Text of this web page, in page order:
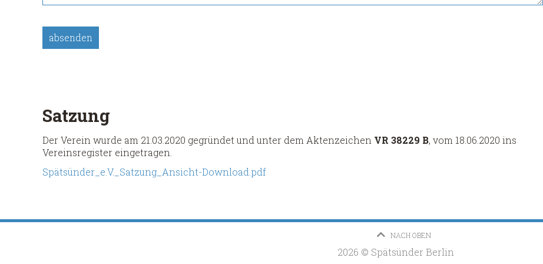
absenden
Satzung
Der Verein wurde am 21.03.2020 gegründet und unter dem Aktenzeichen VR 38229 B, vom 18.06.2020 ins
Vereinsregister eingetragen.
Spätsünder_e.V._Satzung_Ansicht-Download.pdf
NACH OBEN
2026 © Spätsünder Berlin